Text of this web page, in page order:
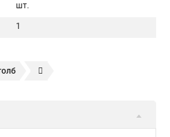
шт.
1
консоль